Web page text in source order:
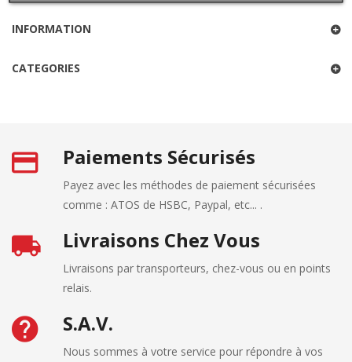
INFORMATION
CATEGORIES
Paiements Sécurisés
Payez avec les méthodes de paiement sécurisées
comme : ATOS de HSBC, Paypal, etc... .
Livraisons Chez Vous
Livraisons par transporteurs, chez-vous ou en points
relais.
S.A.V.
Nous sommes à votre service pour répondre à vos